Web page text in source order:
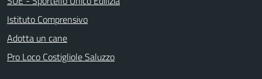
Istituto Comprensivo
Adotta un cane
Pro Loco Costigliole Saluzzo